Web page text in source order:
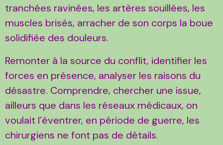
tranchées ravinées, les artères souillées, les
muscles brisés, arracher de son corps la boue
solidifiée des douleurs.
Remonter à la source du conflit, identifier les
forces en présence, analyser les raisons du
désastre. Comprendre, chercher une issue,
ailleurs que dans les réseaux médicaux, on
voulait l’éventrer, en période de guerre, les
chirurgiens ne font pas de détails.